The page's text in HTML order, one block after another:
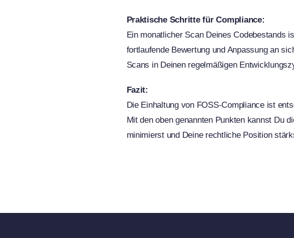
Praktische Schritte für Compliance:
Ein monatlicher Scan Deines Codebestands
fortlaufende Bewertung und Anpassung an
Scans in Deinen regelmäßigen
Fazit:
Die Einhaltung von FOSS-Compliance ist
Mit den oben genannten Punkten kannst Du
minimierst und Deine rechtliche Position